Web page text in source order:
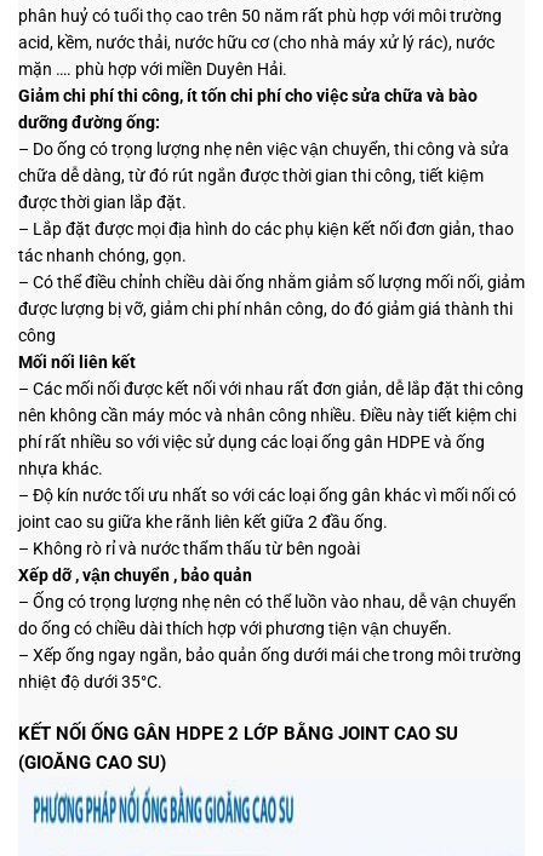
phân huỷ có tuổi thọ cao trên 50 năm rất phù hợp với môi trường
acid, kềm, nước thải, nước hữu cơ (cho nhà máy xử lý rác), nước
mặn …. phù hợp với miền Duyên Hải.
Giảm chi phí thi công, ít tốn chi phí cho việc sửa chữa và bào
dưỡng đường ống:
– Do ống có trọng lượng nhẹ nên việc vận chuyển, thi công và sửa
chữa dễ dàng, từ đó rút ngắn được thời gian thi công, tiết kiệm
được thời gian lắp đặt.
– Lắp đặt được mọi địa hình do các phụ kiện kết nối đơn giản, thao
tác nhanh chóng, gọn.
– Có thể điều chỉnh chiều dài ống nhằm giảm số lượng mối nối, giảm
được lượng bị vỡ, giảm chi phí nhân công, do đó giảm giá thành thi
công
Mối nối liên kết
– Các mối nối được kết nối với nhau rất đơn giản, dễ lắp đặt thi công
nên không cần máy móc và nhân công nhiều. Điều này tiết kiệm chi
phí rất nhiều so với việc sử dụng các loại ống gân HDPE và ống
nhựa khác.
– Độ kín nước tối ưu nhất so với các loại ống gân khác vì mối nối có
joint cao su giữa khe rãnh liên kết giữa 2 đầu ống.
– Không rò rỉ và nước thẩm thấu từ bên ngoài
Xếp dỡ , vận chuyển , bảo quản
– Ống có trọng lượng nhẹ nên có thể luồn vào nhau, dễ vận chuyển
do ống có chiều dài thích hợp với phương tiện vận chuyển.
– Xếp ống ngay ngắn, bảo quản ống dưới mái che trong môi trường
nhiệt độ dưới 35°C.
KẾT NỐI ỐNG GÂN HDPE 2 LỚP BẰNG JOINT CAO SU
(GIOĂNG CAO SU)